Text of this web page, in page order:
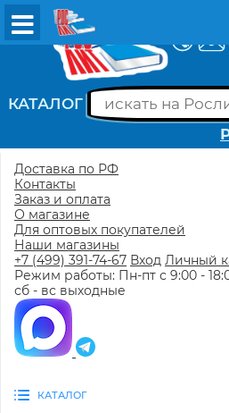
КАТАЛОГ
Доставка по РФ
Контакты
Заказ и оплата
О магазине
Для оптовых покупателей
Наши магазины
+7 (499) 391-74-67 Вход Личный
Режим работы: Пн-пт с 9:00 -
сб - вс выходные
КАТАЛОГ